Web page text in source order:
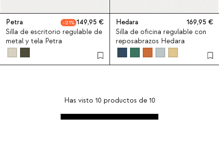
Petra 21
149,95
Silla de escritorio regulable de
metal y tela Petra
Hedara
169,95
Silla de oficina regulable con
reposabrazos Hedara
Has visto 10 productos de 10